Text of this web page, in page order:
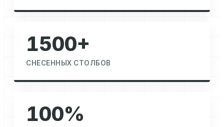
1500+
СНЕСЕННЫХ СТОЛБОВ
100%